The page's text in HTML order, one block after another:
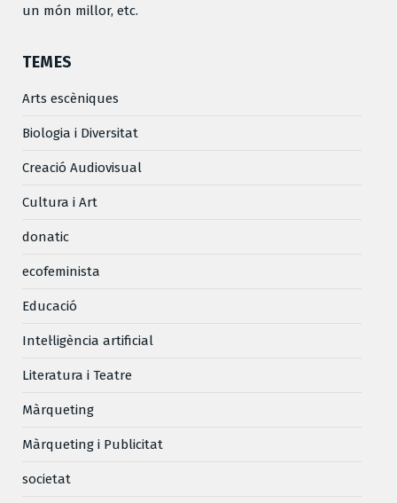
un món millor, etc.
TEMES
Arts escèniques
Biologia i Diversitat
Creació Audiovisual
Cultura i Art
donatic
ecofeminista
Educació
Intel·ligència artificial
Literatura i Teatre
Màrqueting
Màrqueting i Publicitat
societat